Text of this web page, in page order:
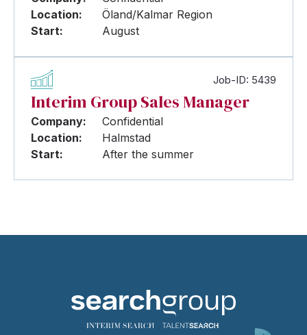
Location:
Öland/Kalmar Region
Start:
August
Job-ID: 5439
Interim Group Sales Manager
Company:
Confidential
Location:
Halmstad
Start:
After the summer